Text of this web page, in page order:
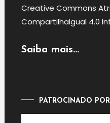
Creative Commons
CompartilhaIgual 4.0
Saiba mais...
PATROCINADO